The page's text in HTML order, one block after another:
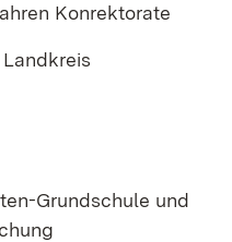
Konrektorate
Grundschule und